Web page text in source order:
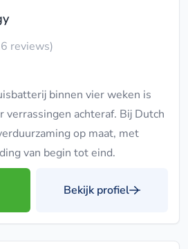
reviews)
binnen vier weken is
verrassingen achteraf. Bij Dutch
op maat, met
van begin tot eind.
Bekijk profiel